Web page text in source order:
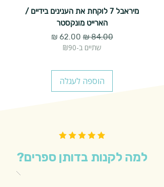
מיראבל 7 לוקחת את הענינים בידיים /
הארייט מונקסטר
מחיר רגיל‏84.00 ‏₪ מחיר מבצע
שתיים ב-₪90
הוספה לעגלה
למה לקנות בדותן ספרים?